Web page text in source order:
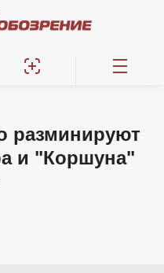
разминируют
и "Коршуна"